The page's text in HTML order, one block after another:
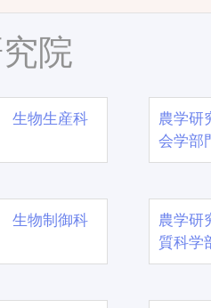
院
生物生産科
農学
会学部
生物制御科
農学
質科学